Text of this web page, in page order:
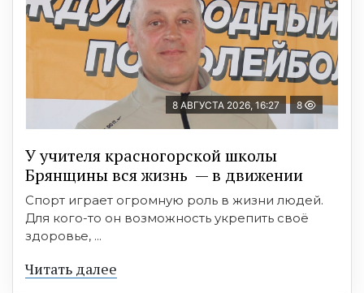
8 АВГУСТА 2026, 16:27 8
У учителя красногорской школы
Брянщины вся жизнь — в движении
Спорт играет огромную роль в жизни людей.
Для кого-то он возможность укрепить своё
здоровье, ...
Читать далее